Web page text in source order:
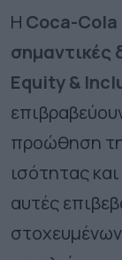
Η Coca-Cola
σημαντικές
Equity &
προώθηση
ισότητας
αυτές